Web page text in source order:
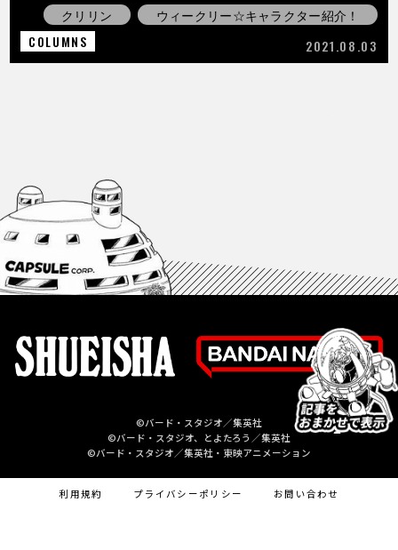
クリリン
ウィークリー☆キャラクター紹介！
COLUMNS
2021.08.03
©バード・スタジオ／集英社
©バード・スタジオ、とよたろう／集英社
©バード・スタジオ／集英社・東映アニメーション
利用規約 プライバシーポリシー お問い合わせ